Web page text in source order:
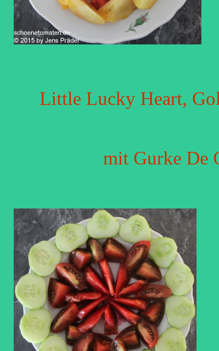
Little Lucky Heart,
mit Gurke De